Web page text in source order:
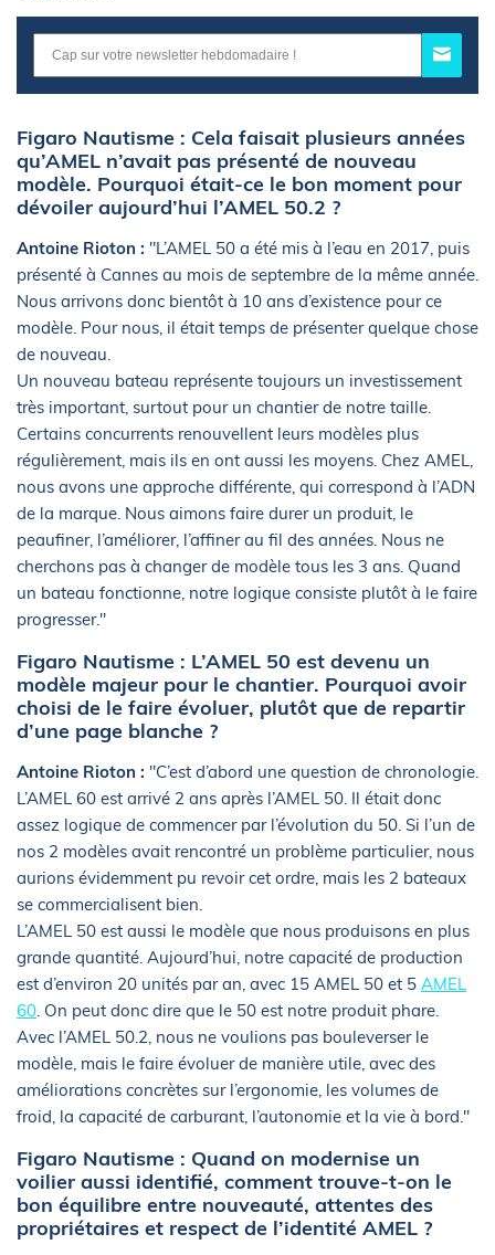
Figaro Nautisme : Cela faisait plusieurs années
qu’AMEL n’avait pas présenté de nouveau
modèle. Pourquoi était-ce le bon moment pour
dévoiler aujourd’hui l’AMEL 50.2 ?
Antoine Rioton : "L’AMEL 50 a été mis à l’eau en 2017, puis
présenté à Cannes au mois de septembre de la même année.
Nous arrivons donc bientôt à 10 ans d’existence pour ce
modèle. Pour nous, il était temps de présenter quelque chose
de nouveau.
Un nouveau bateau représente toujours un investissement
très important, surtout pour un chantier de notre taille.
Certains concurrents renouvellent leurs modèles plus
régulièrement, mais ils en ont aussi les moyens. Chez AMEL,
nous avons une approche différente, qui correspond à l’ADN
de la marque. Nous aimons faire durer un produit, le
peaufiner, l’améliorer, l’affiner au fil des années. Nous ne
cherchons pas à changer de modèle tous les 3 ans. Quand
un bateau fonctionne, notre logique consiste plutôt à le faire
progresser."
Figaro Nautisme : L’AMEL 50 est devenu un
modèle majeur pour le chantier. Pourquoi avoir
choisi de le faire évoluer, plutôt que de repartir
d’une page blanche ?
Antoine Rioton : "C’est d’abord une question de chronologie.
L’AMEL 60 est arrivé 2 ans après l’AMEL 50. Il était donc
assez logique de commencer par l’évolution du 50. Si l’un de
nos 2 modèles avait rencontré un problème particulier, nous
aurions évidemment pu revoir cet ordre, mais les 2 bateaux
se commercialisent bien.
L’AMEL 50 est aussi le modèle que nous produisons en plus
grande quantité. Aujourd’hui, notre capacité de production
est d’environ 20 unités par an, avec 15 AMEL 50 et 5 AMEL
60. On peut donc dire que le 50 est notre produit phare.
Avec l’AMEL 50.2, nous ne voulions pas bouleverser le
modèle, mais le faire évoluer de manière utile, avec des
améliorations concrètes sur l’ergonomie, les volumes de
froid, la capacité de carburant, l’autonomie et la vie à bord."
Figaro Nautisme : Quand on modernise un
voilier aussi identifié, comment trouve-t-on le
bon équilibre entre nouveauté, attentes des
propriétaires et respect de l’identité AMEL ?